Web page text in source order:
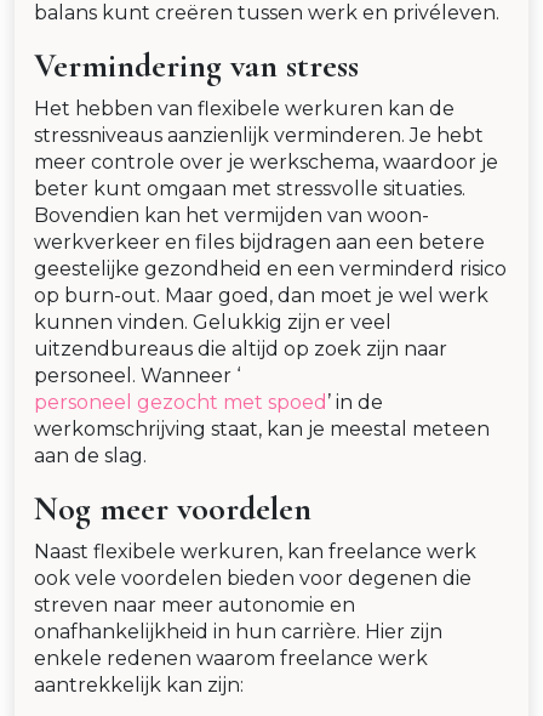
balans kunt creëren tussen werk en privéleven.
Vermindering van stress
Het hebben van flexibele werkuren kan de
stressniveaus aanzienlijk verminderen. Je hebt
meer controle over je werkschema, waardoor je
beter kunt omgaan met stressvolle situaties.
Bovendien kan het vermijden van woon-
werkverkeer en files bijdragen aan een betere
geestelijke gezondheid en een verminderd risico
op burn-out. Maar goed, dan moet je wel werk
kunnen vinden. Gelukkig zijn er veel
uitzendbureaus die altijd op zoek zijn naar
personeel. Wanneer ‘
personeel gezocht met spoed ’ in de
werkomschrijving staat, kan je meestal meteen
aan de slag.
Nog meer voordelen
Naast flexibele werkuren, kan freelance werk
ook vele voordelen bieden voor degenen die
streven naar meer autonomie en
onafhankelijkheid in hun carrière. Hier zijn
enkele redenen waarom freelance werk
aantrekkelijk kan zijn: